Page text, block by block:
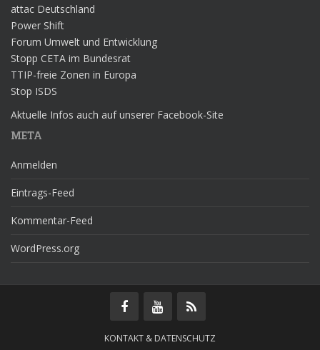
attac Deutschland
Power Shift
Forum Umwelt und Entwicklung
Stopp CETA im Bundesrat
TTIP-freie Zonen in Europa
Stop ISDS
Aktuelle Infos auch auf unserer Facebook-Site
META
Anmelden
Eintrags-Feed
Kommentar-Feed
WordPress.org
KONTAKT & DATENSCHUTZ